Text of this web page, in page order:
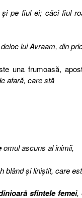
şi pe fiul ei; căci fiul
lui Avraam, din
una frumoasă,
afară, care stă
omul ascuns al inimii,
blând şi liniştit, care
sfintele femei,